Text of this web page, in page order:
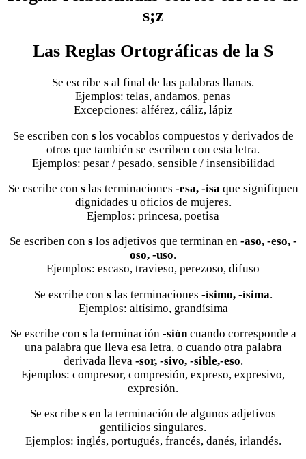
s;z
Las Reglas Ortográficas de la S
Se escribe s al final de las palabras llanas.
Ejemplos: telas, andamos, penas
Excepciones: alférez, cáliz, lápiz
Se escriben con slos vocablos compuestos y derivados de
otros que también se escriben con esta letra.
Ejemplos: pesar / pesado, sensible / insensibilidad
Se escribe con slas terminaciones -esa, -isaque signifiquen
dignidades u oficios de mujeres.
Ejemplos: princesa, poetisa
Se escriben con slos adjetivos que terminan en -aso, -eso, -
oso, -uso.
Ejemplos: escaso, travieso, perezoso, difuso
Se escribe con slas terminaciones -ísimo, -ísima.
Ejemplos: altísimo, grandísima
Se escribe con sla terminación -sióncuando corresponde a
una palabra que lleva esa letra, o cuando otra palabra
derivada lleva -sor, -sivo, -sible,-eso.
Ejemplos: compresor, compresión, expreso, expresivo,
expresión.
Se escribe s en la terminación de algunos adjetivos
gentilicios singulares.
Ejemplos: inglés, portugués, francés, danés, irlandés.